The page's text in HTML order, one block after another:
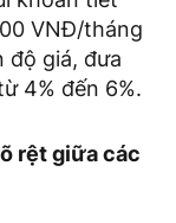
VNĐ/tháng
độ giá, đưa
4% đến 6%.
rệt giữa các